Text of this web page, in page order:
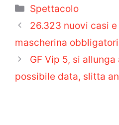
Categorie
Spettacolo
26.323 nuovi casi
mascherina
GF Vip 5, si
possibile data, slitta